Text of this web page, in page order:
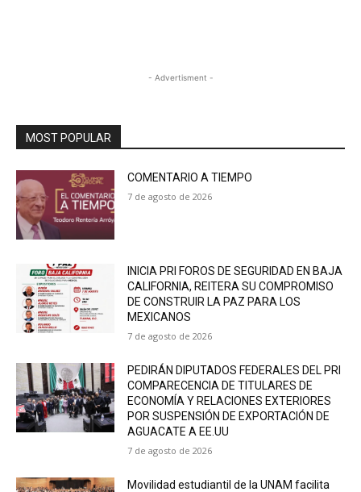
- Advertisment -
MOST POPULAR
COMENTARIO A TIEMPO
7 de agosto de 2026
INICIA PRI FOROS DE SEGURIDAD EN BAJA
CALIFORNIA, REITERA SU COMPROMISO
DE CONSTRUIR LA PAZ PARA LOS
MEXICANOS
7 de agosto de 2026
PEDIRÁN DIPUTADOS FEDERALES DEL PRI
COMPARECENCIA DE TITULARES DE
ECONOMÍA Y RELACIONES EXTERIORES
POR SUSPENSIÓN DE EXPORTACIÓN DE
AGUACATE A EE.UU
7 de agosto de 2026
Movilidad estudiantil de la UNAM facilita